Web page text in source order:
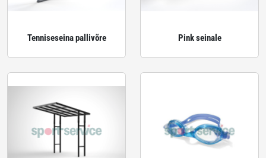
Tenniseseina pallivõre Pink seinale